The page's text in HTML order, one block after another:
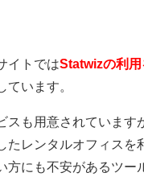
イトではStatwizの利用
ています。
スも用意されています
たレンタルオフィスを
方にも不安があるツー